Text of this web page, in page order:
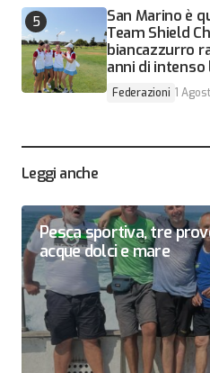
San Marino è
Team Shield
biancazzurro
anni di intenso
Federazioni 1
Leggi anche
Pesca sportiva, tre
acque dolci e mare